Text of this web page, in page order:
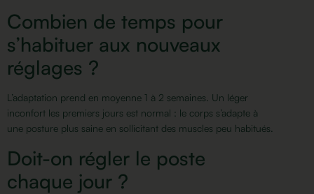
Combien de temps pour
s’habituer aux nouveaux
réglages ?
L’adaptation prend en moyenne 1 à 2 semaines. Un léger
inconfort les premiers jours est normal : le corps s’adapte à
une posture plus saine en sollicitant des muscles peu habitués.
Doit-on régler le poste
chaque jour ?